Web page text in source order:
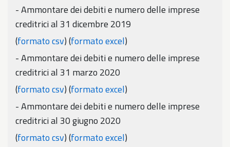
- Ammontare dei debiti e numero delle imprese
creditrici al 31 dicembre 2019
(formato csv) (formato excel)
- Ammontare dei debiti e numero delle imprese
creditrici al 31 marzo 2020
(formato csv) (formato excel)
- Ammontare dei debiti e numero delle imprese
creditrici al 30 giugno 2020
(formato csv) (formato excel)